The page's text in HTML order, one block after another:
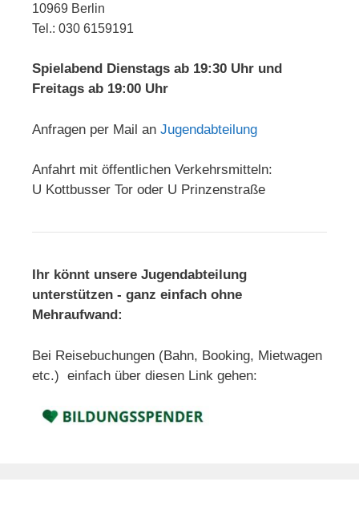
10969 Berlin
Tel.: 030 6159191
Spielabend Dienstags ab 19:30 Uhr und
Freitags ab 19:00 Uhr
Anfragen per Mail an Jugendabteilung
Anfahrt mit öffentlichen Verkehrsmitteln:
U Kottbusser Tor oder U Prinzenstraße
Ihr könnt unsere Jugendabteilung
unterstützen - ganz einfach ohne
Mehraufwand:
Bei Reisebuchungen (Bahn, Booking, Mietwagen
etc.) einfach über diesen Link gehen: